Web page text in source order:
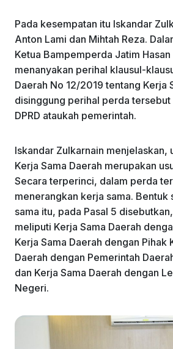
Pada kesempatan itu Iskandar
Anton Lami dan Mihtah Reza.
Ketua Bampemperda Jatim Hasan
menanyakan perihal klausul-
Daerah No 12/2019 tentang Kerja
disinggung perihal perda
DPRD ataukah pemerintah.
Iskandar Zulkarnain menjelaskan,
Kerja Sama Daerah merupakan
Secara terperinci, dalam perda
menerangkan kerja sama. Bentuk
sama itu, pada Pasal 5
meliputi Kerja Sama Daerah
Kerja Sama Daerah dengan Pihak
Daerah dengan Pemerintah
dan Kerja Sama Daerah dengan
Negeri.